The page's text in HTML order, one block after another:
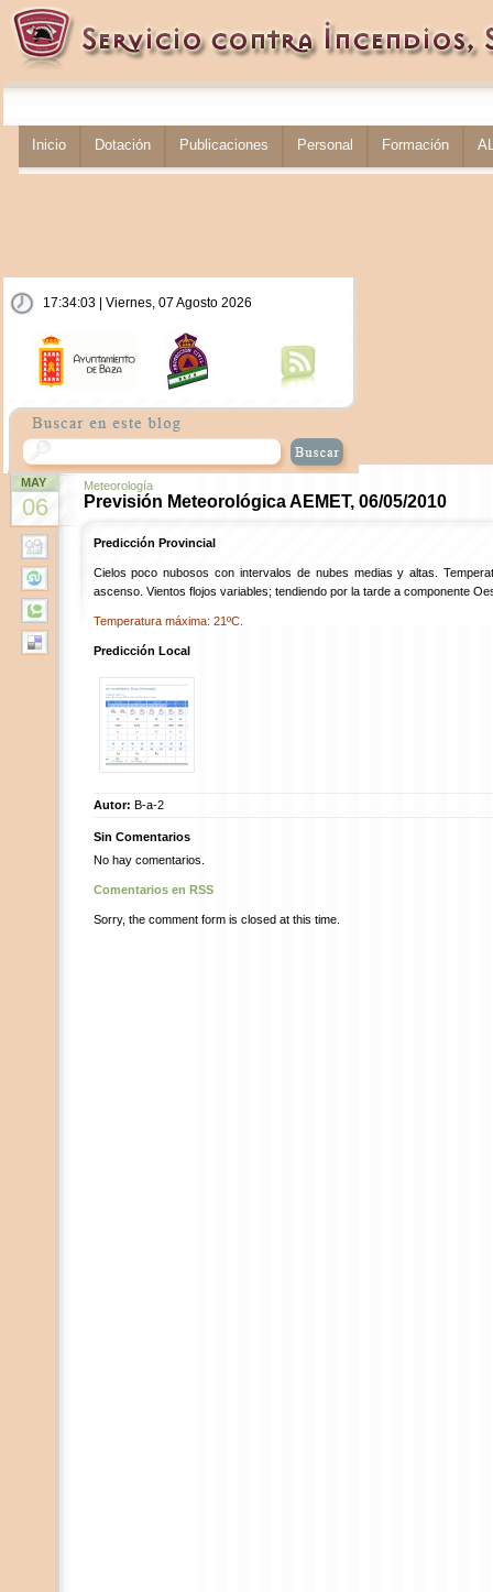
Inicio Dotación Publicaciones Personal Formación
17:34:04 | Viernes, 07 Agosto 2026
MAY
06
Meteorología
Previsión Meteorológica AEMET, 06/05/2010
Predicción Provincial
Cielos poco nubosos con intervalos de nubes medias y altas.
ascenso. Vientos flojos variables; tendiendo por la tarde a componente
Temperatura máxima: 21ºC.
Predicción Local
Autor: B-a-2
Sin Comentarios
No hay comentarios.
Comentarios en RSS
Sorry, the comment form is closed at this time.